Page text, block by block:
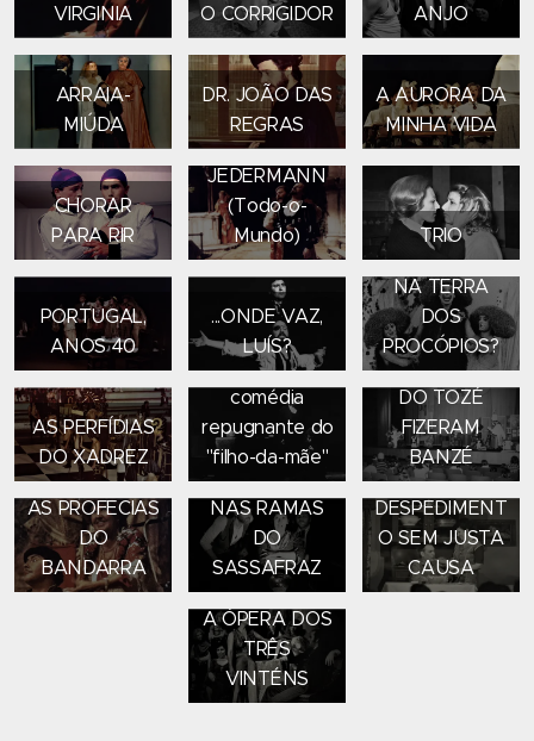
VIRGINIA O CORRIGIDOR
ANJO
ARRAIA-
MIÚDA
DR. JOÃO DAS
REGRAS
A AURORA DA
MINHA VIDA
CHORAR
PARA RIR
JEDERMANN
(Todo-o-
Mundo)
TRIO
PORTUGAL,
ANOS 40
...ONDE VAZ,
LUÍS?
O QUE
ACONTECEU
NA TERRA
DOS
PROCÓPIOS?
AS PERFÍDIAS
DO XADREZ
A MÃE,
comédia
repugnante do
"filho-da-mãe"
OS
BRINQUEDOS
DO TOZÉ
FIZERAM
BANZÉ
AS PROFECIAS
DO
BANDARRA
O VENTO
NAS RAMAS
DO
SASSAFRAZ
DESPEDIMENT
O SEM JUSTA
CAUSA
A ÓPERA DOS
TRÊS
VINTÉNS